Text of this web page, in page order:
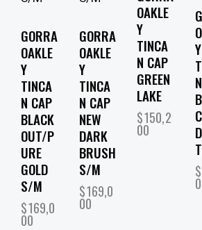
GORRA
OAKLE
Y
TINCA
N CAP
BLACK
OUT/P
URE
GOLD
S/M
$169,0
00
GORRA
OAKLE
Y
TINCA
N CAP
NEW
DARK
BRUSH
S/M
$169,0
00
OAKLE
Y
TINCA
N CAP
GREEN
LAKE
$150,2
00
Y
T
$